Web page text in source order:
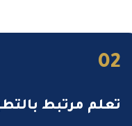
02
تعلم مرتبط